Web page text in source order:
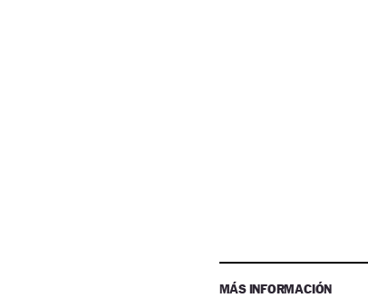
MÁS INFORMACIÓN